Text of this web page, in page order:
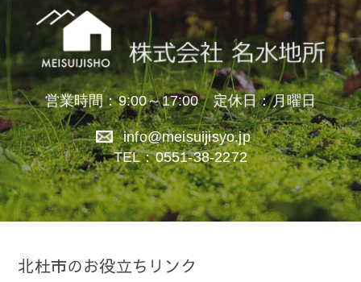
営業時間：9:00～17:00 定休日：月曜日
info@meisuijisyo.jp
TEL：0551-38-2272
北杜市のお役立ちリンク